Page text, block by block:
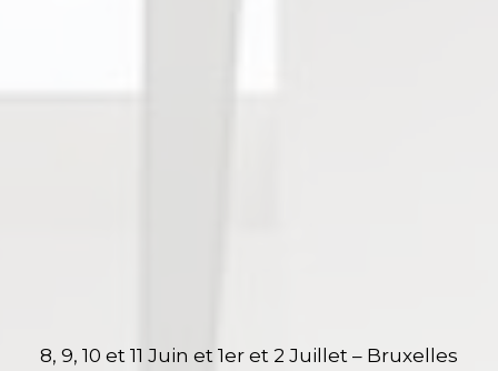
8, 9, 10 et 11 Juin et 1er et 2 Juillet – Bruxelles